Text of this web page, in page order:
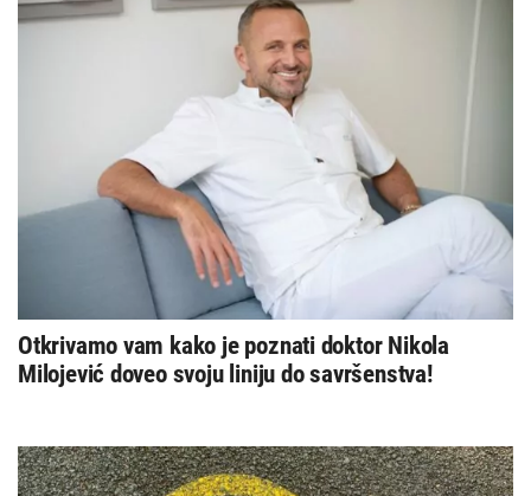
Otkrivamo vam kako je poznati doktor Nikola
Milojević doveo svoju liniju do savršenstva!